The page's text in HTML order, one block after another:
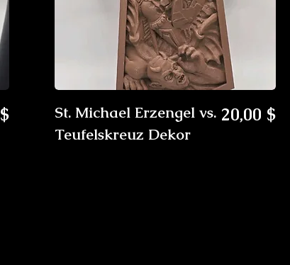
St. Michael Erzengel vs.
Teufelskreuz Dekor
Preis
20,00 $